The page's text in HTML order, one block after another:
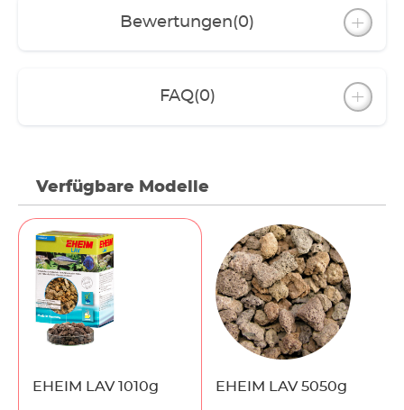
Bewertungen(0)
FAQ(0)
Verfügbare Modelle
EHEIM LAV 1010g EHEIM LAV 5050g